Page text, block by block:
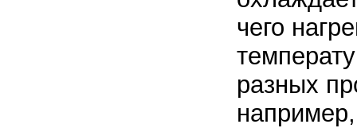
чего
разных